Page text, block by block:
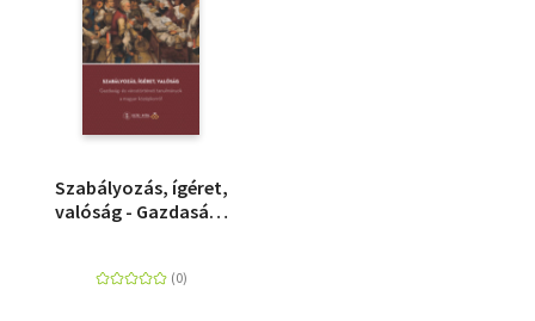
Szabályozás, ígéret,
valóság - Gazdaság-
magyar középkorról